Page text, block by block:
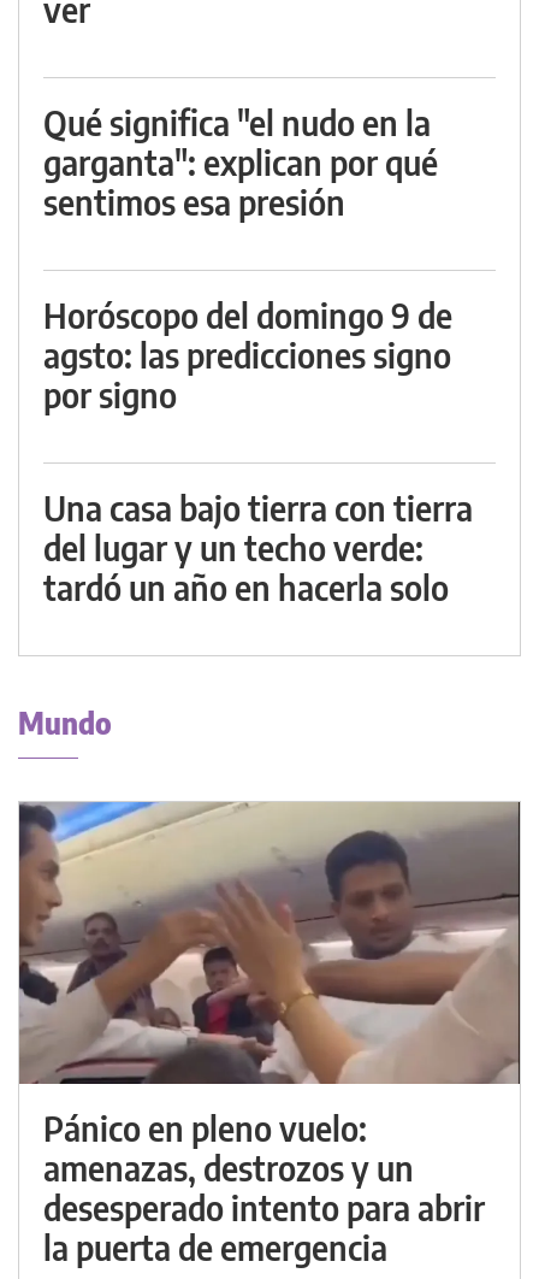
ver
Qué significa "el nudo en la
garganta": explican por qué
sentimos esa presión
Horóscopo del domingo 9 de
agsto: las predicciones signo
por signo
Una casa bajo tierra con tierra
del lugar y un techo verde:
tardó un año en hacerla solo
Mundo
Pánico en pleno vuelo:
amenazas, destrozos y un
desesperado intento para abrir
la puerta de emergencia